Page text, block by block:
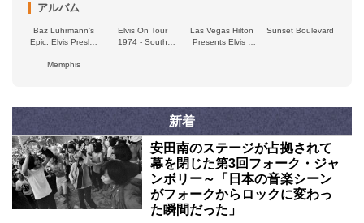
アルバム
Baz Luhrmann’s
Epic: Elvis Presley
Original Motion
Elvis On Tour
1974 - South
Las Vegas Hilton
Presents Elvis -
Sunset Boulevard
Memphis
新着
安田南のステージが占拠されて
幕を閉じた第3回フォーク・ジャ
ンボリー～「日本の音楽シーン
がフォークからロックに変わっ
た瞬間だった」